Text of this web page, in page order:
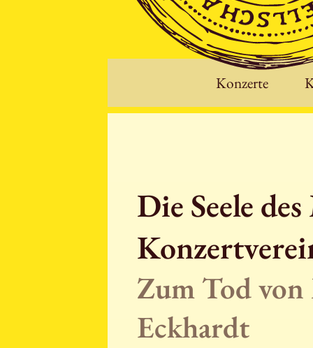
Konzerte
Die Seele
Zum Tod
Eckhardt